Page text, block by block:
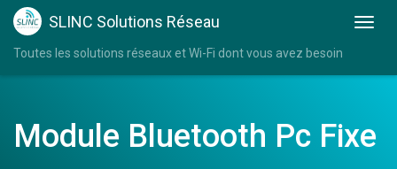
SLINC Solutions Réseau
Toutes les solutions réseaux et Wi-Fi dont vous avez besoin
Module Bluetooth Pc Fixe